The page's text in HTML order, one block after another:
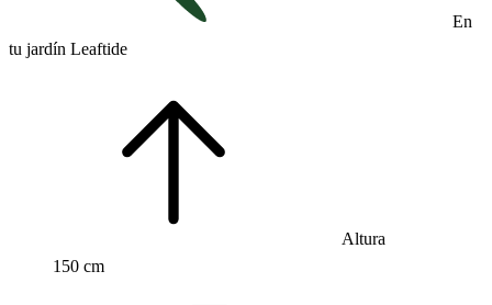
En
tu jardín Leaftide
Altura
150 cm